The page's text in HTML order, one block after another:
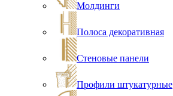
Молдинги
Полоса декоративная
Стеновые панели
Профили штукатурные